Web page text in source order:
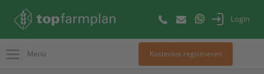
Login
Menü Kostenlos registrieren